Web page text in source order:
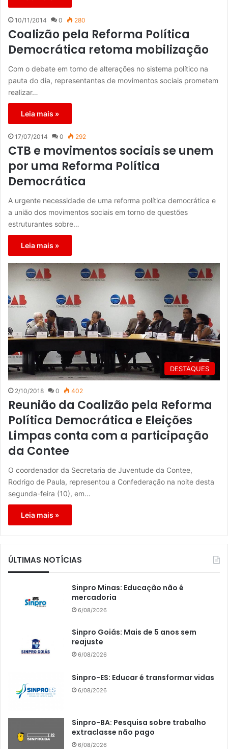
10/11/2014 0 280
Coalizão pela Reforma Política
Democrática retoma mobilização
Com o debate em torno de alterações no sistema político na
pauta do dia, representantes de movimentos sociais prometem
realizar…
Leia mais »
17/07/2014 0 292
CTB e movimentos sociais se unem
por uma Reforma Política
Democrática
A urgente necessidade de uma reforma política democrática e
a união dos movimentos sociais em torno de questões
estruturantes sobre…
Leia mais »
DESTAQUES
2/10/2018 0 402
Reunião da Coalizão pela Reforma
Política Democrática e Eleições
Limpas conta com a participação
da Contee
O coordenador da Secretaria de Juventude da Contee,
Rodrigo de Paula, representou a Confederação na noite desta
segunda-feira (10), em…
Leia mais »
ÚLTIMAS NOTÍCIAS
Sinpro Minas: Educação não é
mercadoria
6/08/2026
Sinpro Goiás: Mais de 5 anos sem
reajuste
6/08/2026
Sinpro-ES: Educar é transformar vidas
6/08/2026
Sinpro-BA: Pesquisa sobre trabalho
extraclasse não pago
6/08/2026